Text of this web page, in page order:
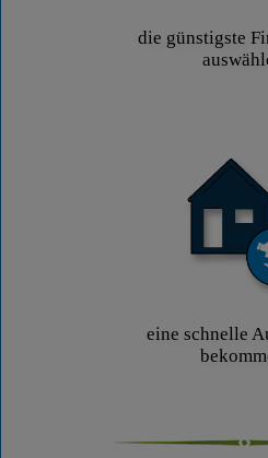
die günstigste
eine schnelle